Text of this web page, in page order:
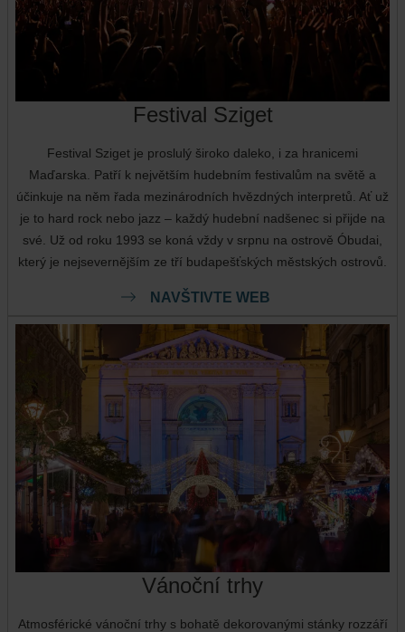
Festival Sziget
Festival Sziget je proslulý široko daleko, i za hranicemi
Maďarska. Patří k největším hudebním festivalům na světě a
účinkuje na něm řada mezinárodních hvězdných interpretů. Ať už
je to hard rock nebo jazz – každý hudební nadšenec si přijde na
své. Už od roku 1993 se koná vždy v srpnu na ostrově Óbudai,
který je nejsevernějším ze tří budapešťských městských ostrovů.
NAVŠTIVTE WEB
Vánoční trhy
Atmosférické vánoční trhy s bohatě dekorovanými stánky rozzáří